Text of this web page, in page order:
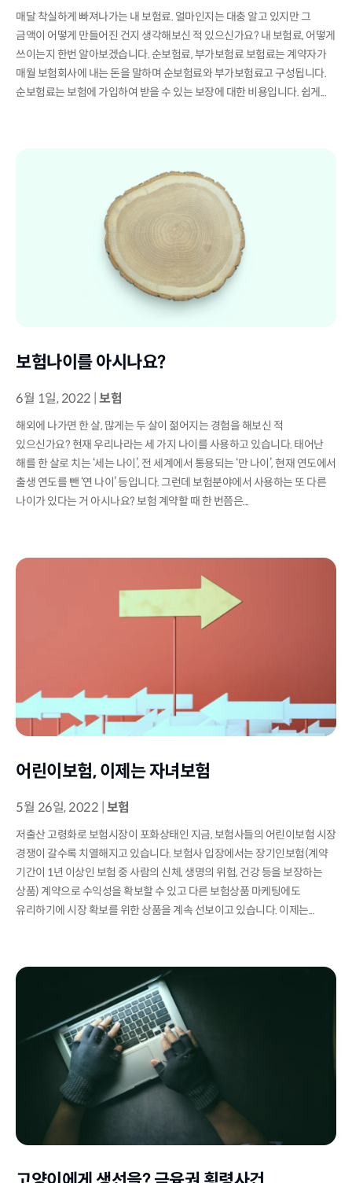
매달 착실하게 빠져나가는 내 보험료. 얼마인지는 대충 알고 있지만 그
금액이 어떻게 만들어진 건지 생각해보신 적 있으신가요? 내 보험료, 어떻게
쓰이는지 한번 알아보겠습니다. 순보험료, 부가보험료 보험료는 계약자가
매월 보험회사에 내는 돈을 말하며 순보험료와 부가보험료고 구성됩니다.
순보험료는 보험에 가입하여 받을 수 있는 보장에 대한 비용입니다. 쉽게...
보험나이를 아시나요?
6월 1일, 2022 보험
해외에 나가면 한 살, 많게는 두 살이 젊어지는 경험을 해보신 적
있으신가요? 현재 우리나라는 세 가지 나이를 사용하고 있습니다. 태어난
해를 한 살로 치는 ‘세는 나이’, 전 세계에서 통용되는 ‘만 나이’, 현재 연도에서
출생 연도를 뺀 ‘연 나이’ 등입니다. 그런데 보험분야에서 사용하는 또 다른
나이가 있다는 거 아시나요? 보험 계약할 때 한 번쯤은...
어린이보험, 이제는 자녀보험
5월 26일, 2022 |보험
저출산 고령화로 보험시장이 포화상태인 지금, 보험사들의 어린이보험 시장
경쟁이 갈수록 치열해지고 있습니다. 보험사 입장에서는 장기인보험(계약
기간이 1년 이상인 보험 중 사람의 신체, 생명의 위험, 건강 등을 보장하는
상품) 계약으로 수익성을 확보할 수 있고 다른 보험상품 마케팅에도
유리하기에 시장 확보를 위한 상품을 계속 선보이고 있습니다. 이제는...